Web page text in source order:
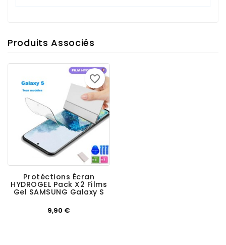
Produits Associés
Protéctions Écran
HYDROGEL Pack X2 Films
Gel SAMSUNG Galaxy S
9,90 €
favorite_border